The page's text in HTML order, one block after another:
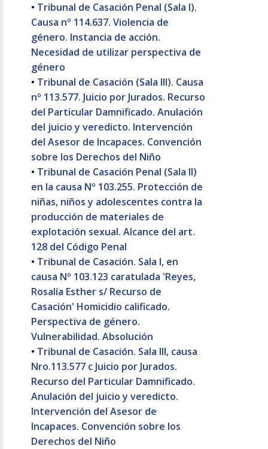
• Tribunal de Casación Penal (Sala I).
Causa nº 114.637. Violencia de
género. Instancia de acción.
Necesidad de utilizar perspectiva de
género
• Tribunal de Casación (Sala III). Causa
nº 113.577. Juicio por Jurados. Recurso
del Particular Damnificado. Anulación
del juicio y veredicto. Intervención
del Asesor de Incapaces. Convención
sobre los Derechos del Niño
• Tribunal de Casación Penal (Sala II)
en la causa Nº 103.255. Protección de
niñas, niños y adolescentes contra la
producción de materiales de
explotación sexual. Alcance del art.
128 del Código Penal
• Tribunal de Casación. Sala I, en
causa Nº 103.123 caratulada 'Reyes,
Rosalía Esther s/ Recurso de
Casación' Homicidio calificado.
Perspectiva de género.
Vulnerabilidad. Absolución
• Tribunal de Casación. Sala III, causa
Nro.113.577 c Juicio por Jurados.
Recurso del Particular Damnificado.
Anulación del juicio y veredicto.
Intervención del Asesor de
Incapaces. Convención sobre los
Derechos del Niño